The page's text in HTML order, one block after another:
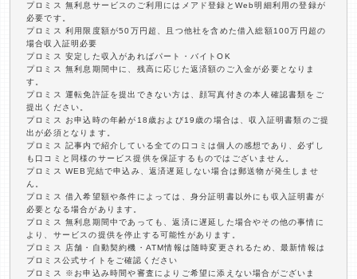
プロミス 無利息サービスのご利用にはメアド登録とWeb明細利用の登録が
必要です。
プロミス 利用限度額が50万円超、且つ他社を含めた借入総額100万円超の
場合収入証明必要
プロミス 安定した収入があればパート・バイトOK
プロミス 無利息期間中に、残高に応じた返済額のご入金が必要となりま
す。
プロミス 運転免許証を提出できない方は、顔写真付きの本人確認書類をご
提出ください。
プロミス お申込時の年齢が18歳および19歳の場合は、収入証明書類のご提
出が必須となります。
プロミス 記事内で紹介している全ての口コミは個人の感想であり、必ずし
も口コミと同様のサービス提供を保証するものではございません。
プロミス WEB完結で申込み、返済遅延しない場合は郵送物が発生しませ
ん。
プロミス 借入希望額や条件によっては、身分証明書以外にも収入証明書が
必要となる場合があります。
プロミス 無利息期間中であっても、返済に遅延した場合やその他の事情に
より、サービスの提供を停止する可能性があります。
プロミス 店舗・自動契約機・ATM情報は随時変更されるため、最新情報は
プロミス公式サイトをご確認ください
プロミス ※お申込み時間や審査によりご希望に添えない場合がございま